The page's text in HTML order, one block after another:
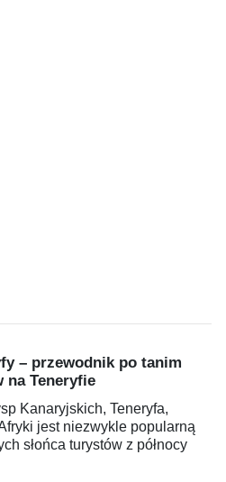
– przewodnik po tanim
na Teneryfie
Kanaryjskich, Teneryfa,
jest niezwykle popularną
słońca turystów z północy